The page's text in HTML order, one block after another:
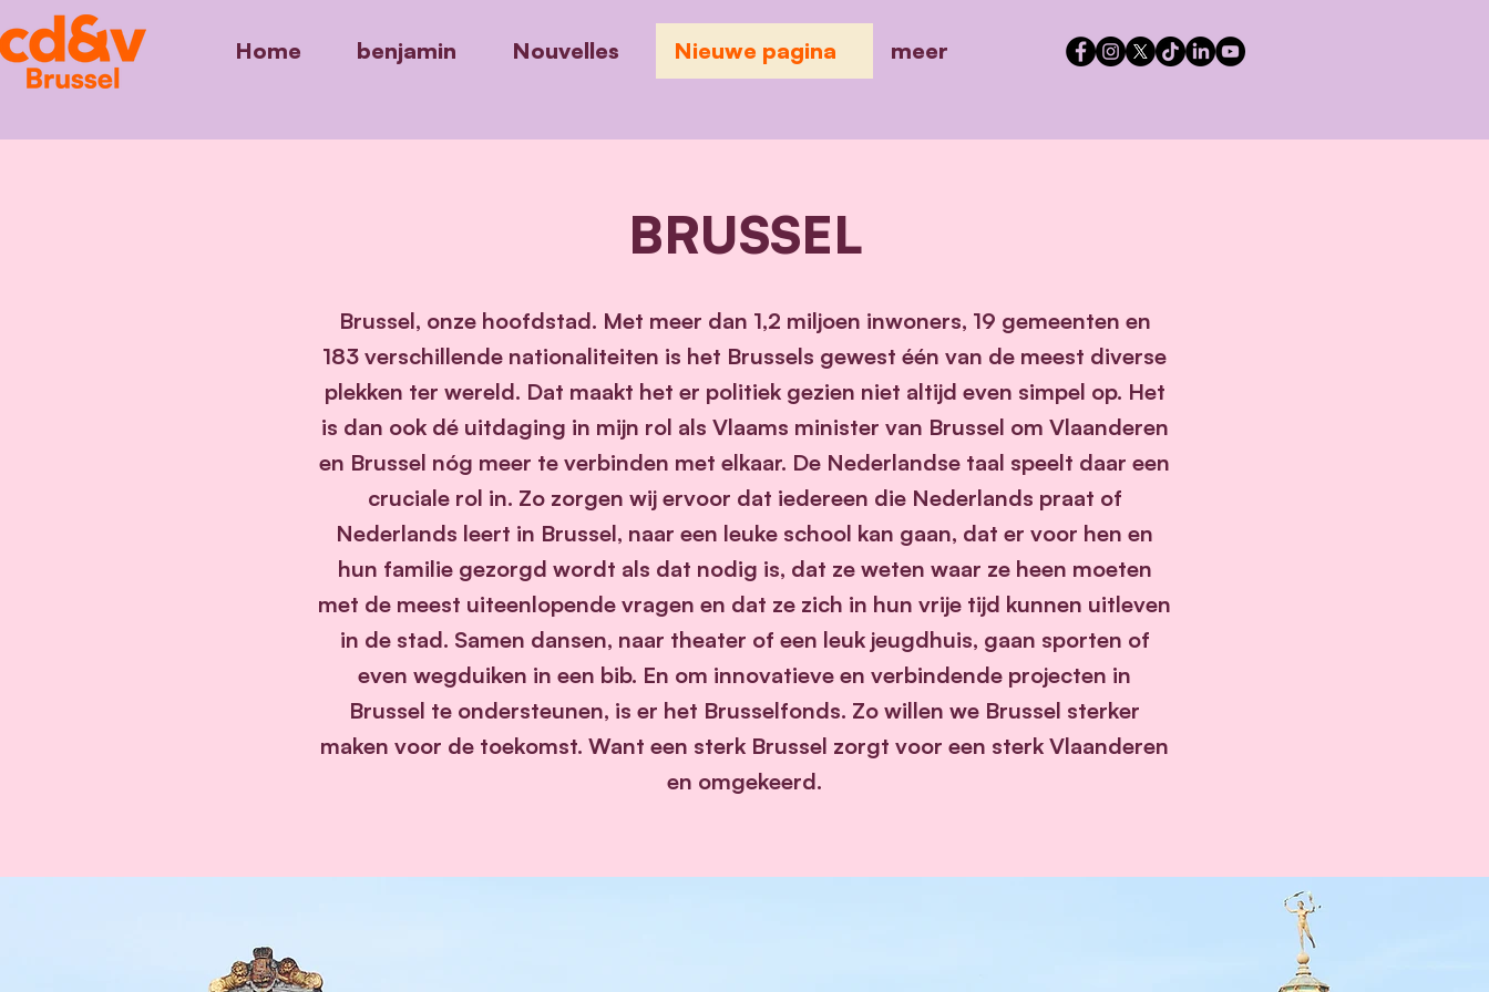
Home benjamin Nouvelles Nieuwe pagina meer
BRUSSEL
Brussel, onze hoofdstad. Met meer dan 1,2 miljoen inwoners, 19 gemeenten en
183 verschillende nationaliteiten is het Brussels gewest één van de meest diverse
plekken ter wereld. Dat maakt het er politiek gezien niet altijd even simpel op. Het
is dan ook dé uitdaging in mijn rol als Vlaams minister van Brussel om Vlaanderen
en Brussel nóg meer te verbinden met elkaar. De Nederlandse taal speelt daar een
cruciale rol in. Zo zorgen wij ervoor dat iedereen die Nederlands praat of
Nederlands leert in Brussel, naar een leuke school kan gaan, dat er voor hen en
hun familie gezorgd wordt als dat nodig is, dat ze weten waar ze heen moeten
met de meest uiteenlopende vragen en dat ze zich in hun vrije tijd kunnen uitleven
in de stad. Samen dansen, naar theater of een leuk jeugdhuis, gaan sporten of
even wegduiken in een bib. En om innovatieve en verbindende projecten in
Brussel te ondersteunen, is er het Brusselfonds. Zo willen we Brussel sterker
maken voor de toekomst. Want een sterk Brussel zorgt voor een sterk Vlaanderen
en omgekeerd.